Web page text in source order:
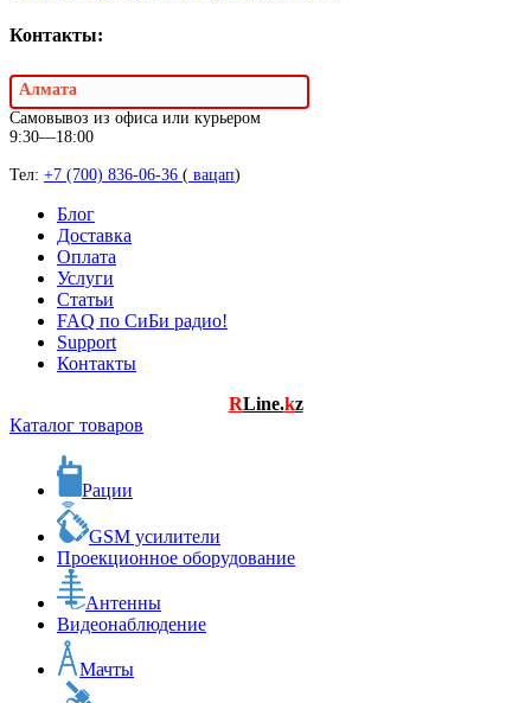
Контакты:
Алмата
Самовывоз из офиса или курьером
9:30—18:00
Тел: +7 (700) 836-06-36 ( вацап)
Блог
Доставка
Оплата
Услуги
Статьи
FAQ по СиБи радио!
Support
Контакты
RLine.kz
Каталог товаров
Рации
GSM усилители
Проекционное оборудование
Антенны
Видеонаблюдение
Мачты